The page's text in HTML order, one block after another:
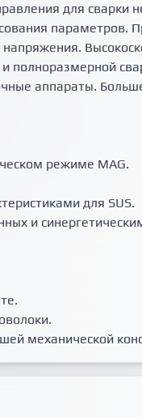
для сварки
полноразмерной
аппараты.
режиме MAG.
для SUS.
и
механической